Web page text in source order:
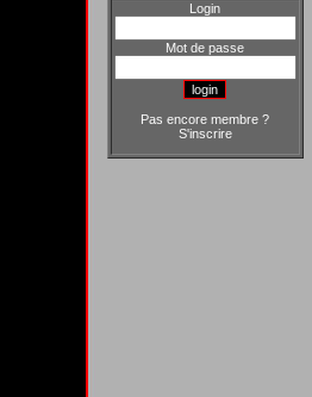
Login
Mot de passe
Pas encore membre ?
S'inscrire